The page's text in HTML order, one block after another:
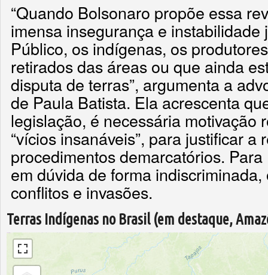
“Quando Bolsonaro propõe essa
imensa insegurança e
Público, os indígenas, os
retirados das áreas ou que ainda
disputa de terras”, argumenta a
de Paula Batista. Ela acrescenta
legislação, é necessária motivação
“vícios insanáveis”, para justificar a
procedimentos demarcatórios.
em dúvida de forma
conflitos e invasões.
Terras Indígenas no Brasil (em destaque,